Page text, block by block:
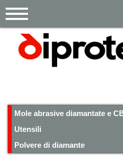
Toggle
navigation
Mole abrasive diamantate e
Utensili
Polvere di diamante